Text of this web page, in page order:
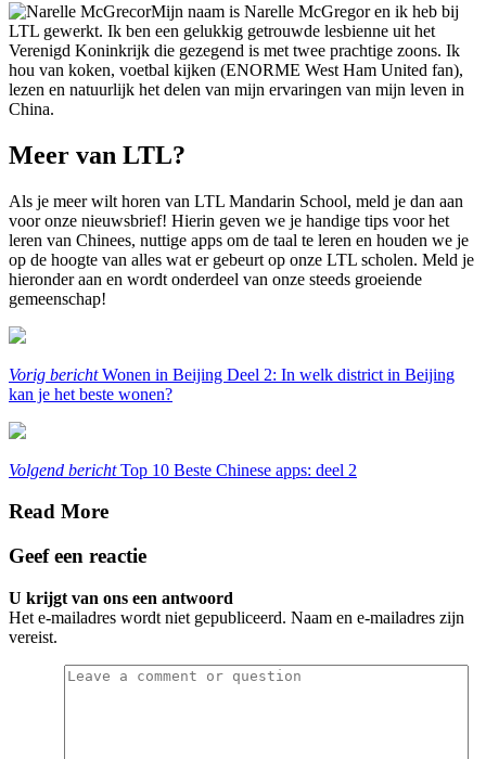
Mijn naam is Narelle McGregor en ik heb bij
LTL gewerkt. Ik ben een gelukkig getrouwde lesbienne uit het
Verenigd Koninkrijk die gezegend is met twee prachtige zoons. Ik
hou van koken, voetbal kijken (ENORME West Ham United fan),
lezen en natuurlijk het delen van mijn ervaringen van mijn leven in
China.
Meer van LTL?
Als je meer wilt horen van LTL Mandarin School, meld je dan aan
voor onze nieuwsbrief! Hierin geven we je handige tips voor het
leren van Chinees, nuttige apps om de taal te leren en houden we je
op de hoogte van alles wat er gebeurt op onze LTL scholen. Meld je
hieronder aan en wordt onderdeel van onze steeds groeiende
gemeenschap!
Vorig berichtWonen in Beijing Deel 2: In welk district in Beijing
kan je het beste wonen?
Volgend berichtTop 10 Beste Chinese apps: deel 2
Read More
Geef een reactie
U krijgt van ons een antwoord
Het e-mailadres wordt niet gepubliceerd. Naam en e-mailadres zijn
vereist.